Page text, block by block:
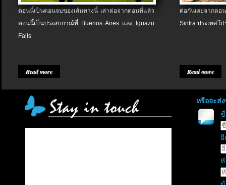
ตอนนี้เป็นตอนจบของเส้นทางนี้ เล่าต่อจากตอนที่แล้ว
ตอนนี้เป็นประสบกาณ์ที่ Buenos Aires และ Iguazu
Falls
Read more
ต่อกันเลยจากต
Sintra ประเทศโป
Read more
หรือจะส่
อี
หั